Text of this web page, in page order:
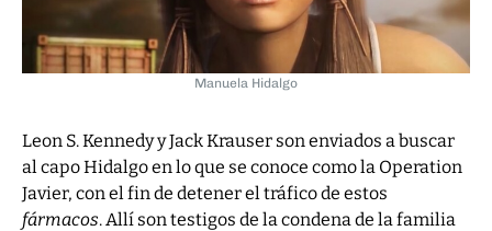
Manuela Hidalgo
Leon S. Kennedy y Jack Krauser son enviados a buscar
al capo Hidalgo en lo que se conoce como la Operation
Javier, con el fin de detener el tráfico de estos
fármacos. Allí son testigos de la condena de la familia